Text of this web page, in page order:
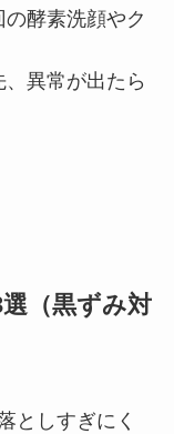
酵素洗顔やク
異常が出たら
（黒ずみ対
としすぎにく